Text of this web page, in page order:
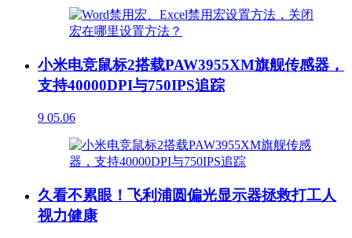
小米电竞鼠标2搭载PAW3955XM旗舰传感器，
支持40000DPI与750IPS追踪
9 05.06
久看不累眼！飞利浦圆偏光显示器拯救打工人
视力健康